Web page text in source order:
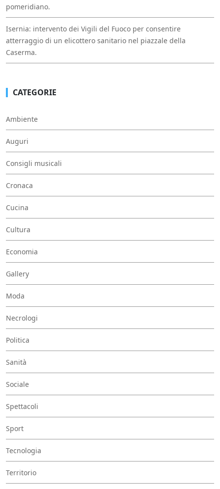
pomeridiano.
Isernia: intervento dei Vigili del Fuoco per consentire
atterraggio di un elicottero sanitario nel piazzale della
Caserma.
CATEGORIE
Ambiente
Auguri
Consigli musicali
Cronaca
Cucina
Cultura
Economia
Gallery
Moda
Necrologi
Politica
Sanità
Sociale
Spettacoli
Sport
Tecnologia
Territorio